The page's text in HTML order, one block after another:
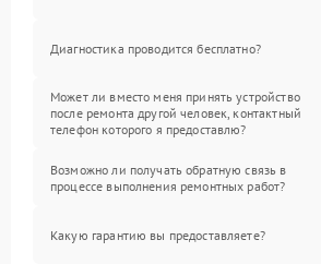
Диагностика проводится бесплатно?
Может ли вместо меня принять устройство
после ремонта другой человек, контактный
телефон которого я предоставлю?
Возможно ли получать обратную связь в
процессе выполнения ремонтных работ?
Какую гарантию вы предоставляете?